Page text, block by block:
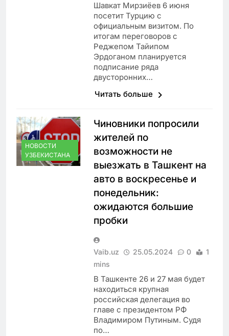
Шавкат Мирзиёев 6 июня
посетит Турцию с
официальным визитом. По
итогам переговоров с
Реджепом Тайипом
Эрдоганом планируется
подписание ряда
двусторонних…
Читать больше
НОВОСТИ
УЗБЕКИСТАНА
Чиновники попросили
жителей по
возможности не
выезжать в Ташкент на
авто в воскресенье и
понедельник:
ожидаются большие
пробки
Vaib.uz 25.05.2024 0
1
mins
В Ташкенте 26 и 27 мая будет
находиться крупная
российская делегация во
главе с президентом РФ
Владимиром Путиным. Судя
по…